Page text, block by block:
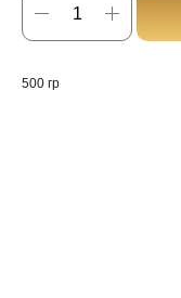
500 гр